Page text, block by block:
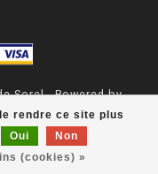
rendre ce site plus
Oui
Non
(cookies) »
Sorel - Powered by